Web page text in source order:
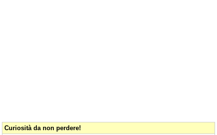
Curiosità da non perdere!